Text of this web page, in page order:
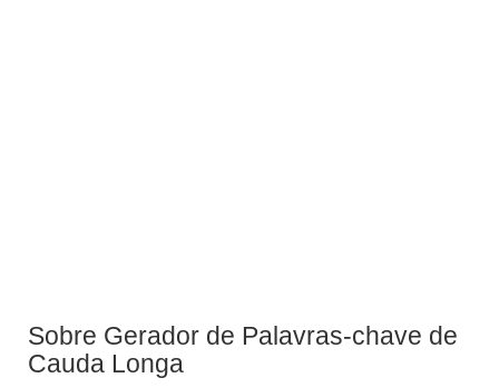
Sobre Gerador de Palavras-chave de
Cauda Longa